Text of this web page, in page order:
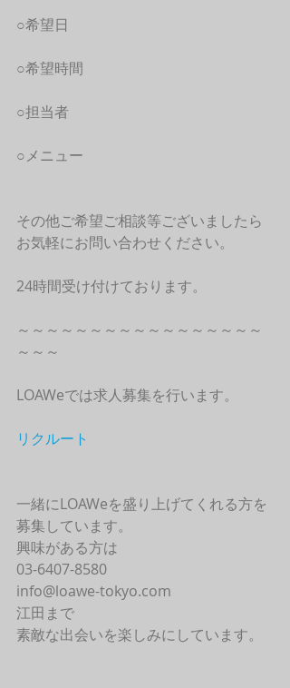
○希望日
○希望時間
○担当者
○メニュー
その他ご希望ご相談等ございましたら
お気軽にお問い合わせください。
24時間受け付けております。
～～～～～～～～～～～～～～～～～
～～～
LOAWeでは求人募集を行います。
リクルート
一緒にLOAWeを盛り上げてくれる方を
募集しています。
興味がある方は
03-6407-8580
info@loawe-tokyo.com
江田まで
素敵な出会いを楽しみにしています。